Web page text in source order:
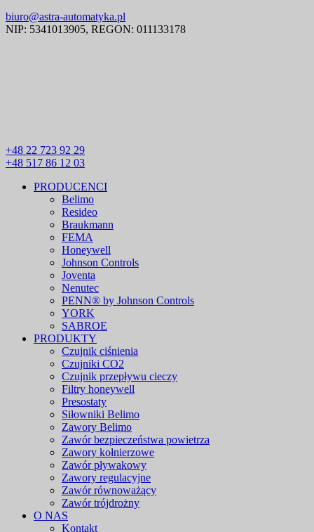
biuro@astra-automatyka.pl
NIP: 5341013905, REGON: 011133178
+48 22 723 92 29
+48 517 86 12 03
PRODUCENCI
Belimo
Resideo
Braukmann
FEMA
Honeywell
Johnson Controls
Joventa
Nenutec
PENN® by Johnson Controls
YORK
SABROE
PRODUKTY
Czujnik ciśnienia
Czujniki CO2
Czujnik przepływu cieczy
Filtry honeywell
Presostaty
Siłowniki Belimo
Zawory Belimo
Zawór bezpieczeństwa powietrza
Zawory kołnierzowe
Zawór pływakowy
Zawory regulacyjne
Zawór równoważący
Zawór trójdrożny
O NAS
Kontakt